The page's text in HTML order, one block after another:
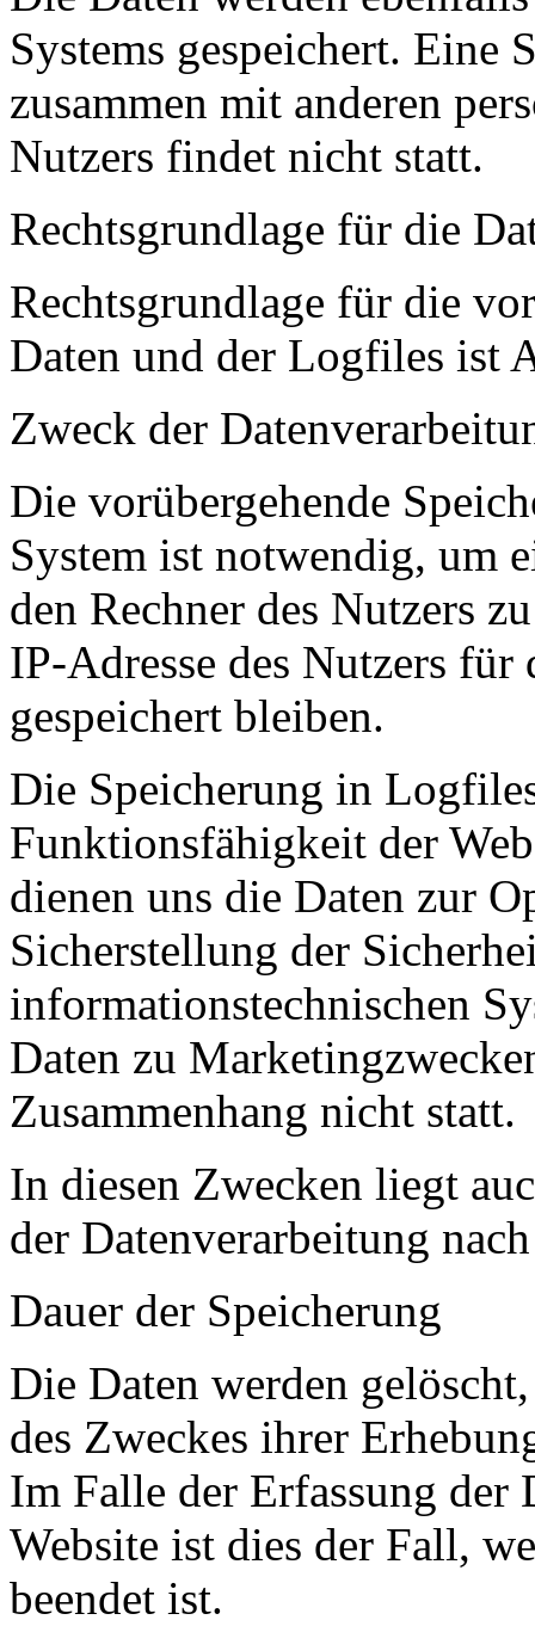
Systems gespeichert. Eine
zusammen mit anderen
Nutzers findet nicht statt.
Rechtsgrundlage für die
Rechtsgrundlage für die
Daten und der Logfiles ist
Zweck der
Die vorübergehende
System ist notwendig, um
den Rechner des Nutzers
IP-Adresse des Nutzers
gespeichert bleiben.
Die Speicherung in
Funktionsfähigkeit der
dienen uns die Daten zur
Sicherstellung der
informationstechnischen
Daten zu
Zusammenhang nicht statt.
In diesen Zwecken liegt
der Datenverarbeitung
Dauer der Speicherung
Die Daten werden
des Zweckes ihrer
Im Falle der Erfassung der
Website ist dies der Fall,
beendet ist.